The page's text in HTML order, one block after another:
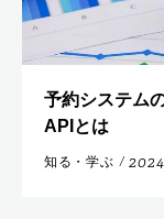
予約システム
APIとは
知る・学ぶ /